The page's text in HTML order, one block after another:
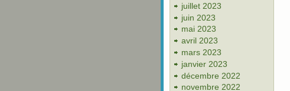
juillet 2023
juin 2023
mai 2023
avril 2023
mars 2023
janvier 2023
décembre 2022
novembre 2022